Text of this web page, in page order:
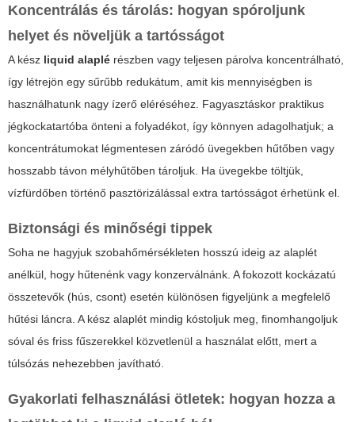
Koncentrálás és tárolás: hogyan spóroljunk
helyet és növeljük a tartósságot
A kész liquid alaplé részben vagy teljesen párolva koncentrálható,
így létrejön egy sűrűbb redukátum, amit kis mennyiségben is
használhatunk nagy ízerő eléréséhez. Fagyasztáskor praktikus
jégkockatartóba önteni a folyadékot, így könnyen adagolhatjuk; a
koncentrátumokat légmentesen záródó üvegekben hűtőben vagy
hosszabb távon mélyhűtőben tároljuk. Ha üvegekbe töltjük,
vízfürdőben történő pasztörizálással extra tartósságot érhetünk el.
Biztonsági és minőségi tippek
Soha ne hagyjuk szobahőmérsékleten hosszú ideig az alaplét
anélkül, hogy hűtenénk vagy konzerválnánk. A fokozott kockázatú
összetevők (hús, csont) esetén különösen figyeljünk a megfelelő
hűtési láncra. A kész alaplét mindig kóstoljuk meg, finomhangoljuk
sóval és friss fűszerekkel közvetlenül a használat előtt, mert a
túlsózás nehezebben javítható.
Gyakorlati felhasználási ötletek: hogyan hozza a